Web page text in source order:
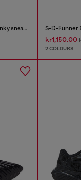
D-Cage-Distressed chunky sneakers in ripstop
kr1,150.00
2 COLOURS